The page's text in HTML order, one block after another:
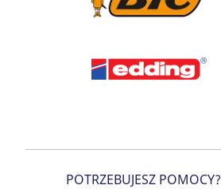
POTRZEBUJESZ POMOCY?